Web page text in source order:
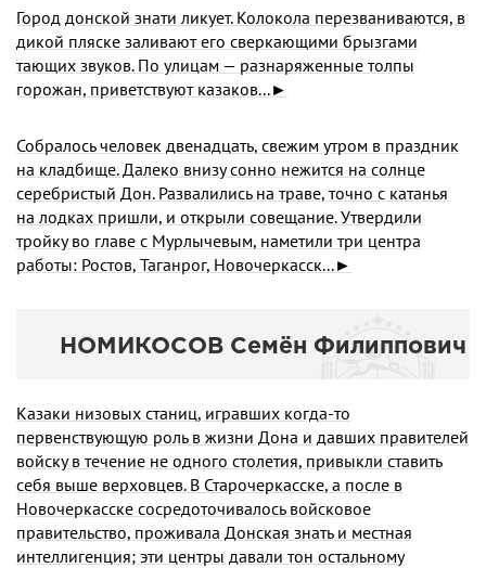
Город донской знати ликует. Колокола перезваниваются, в
дикой пляске заливают его сверкающими брызгами
тающих звуков. По улицам — разнаряженные толпы
горожан, приветствуют казаков...►
Собралось человек двенадцать, свежим утром в праздник
на кладбище. Далеко внизу сонно нежится на солнце
серебристый Дон. Развалились на траве, точно с катанья
на лодках пришли, и открыли совещание. Утвердили
тройку во главе с Мурлычевым, наметили три центра
работы: Ростов, Таганрог, Новочеркасск...►
НОМИКОСОВ Семён Филиппович
Казаки низовых станиц, игравших когда-то
первенствующую роль в жизни Дона и давших правителей
войску в течение не одного столетия, привыкли ставить
себя выше верховцев. В Старочеркасске, а после в
Новочеркасске сосредоточивалось войсковое
правительство, проживала Донская знать и местная
интеллигенция; эти центры давали тон остальному